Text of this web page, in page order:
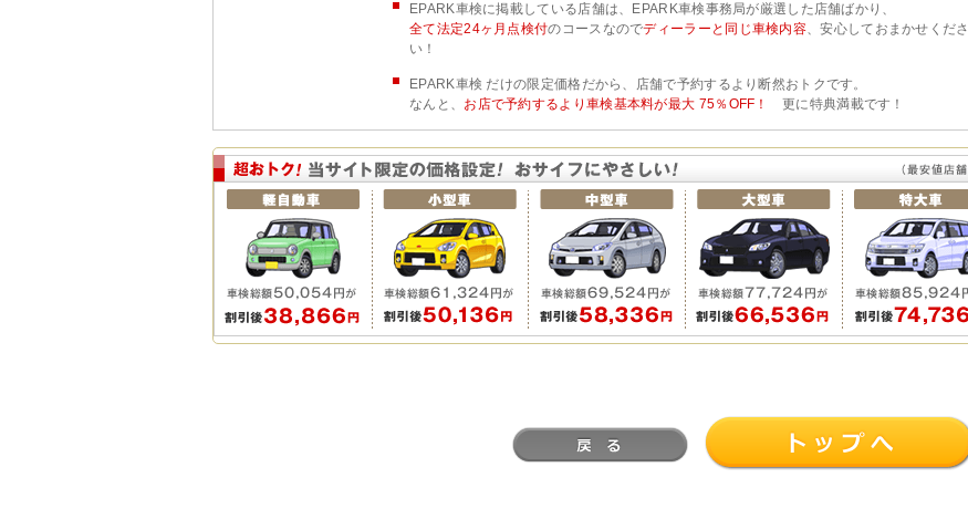
EPARK車検に掲載している店舗は、EPARK車検事務局が厳選した店舗ばかり、
全て法定24ヶ月点検付のコースなのでディーラーと同じ車検内容、安心しておまかせくださ
い！
EPARK車検 だけの限定価格だから、店舗で予約するより断然おトクです。
なんと、 お店で予約するより車検基本料が最大 75％OFF！ 更に特典満載です！